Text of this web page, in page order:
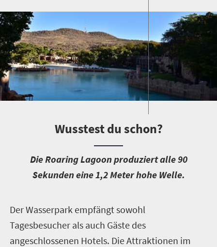
Wusstest du schon?
Die Roaring Lagoon produziert alle 90
Sekunden eine 1,2 Meter hohe Welle.
Der Wasserpark empfängt sowohl
Tagesbesucher als auch Gäste des
angeschlossenen Hotels. Die Attraktionen im